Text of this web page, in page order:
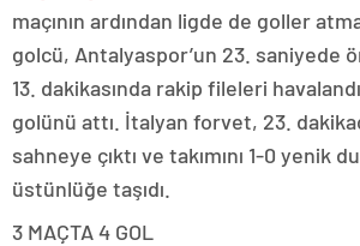
maçının ardından ligde de goller
golcü, Antalyaspor’un 23. saniyede
13. dakikasında rakip fileleri
golünü attı. İtalyan forvet, 23.
sahneye çıktı ve takımını 1-0 yenik
üstünlüğe taşıdı.
3 MAÇTA 4 GOL